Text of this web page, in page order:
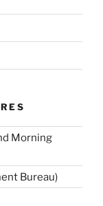
Morning
Bureau)